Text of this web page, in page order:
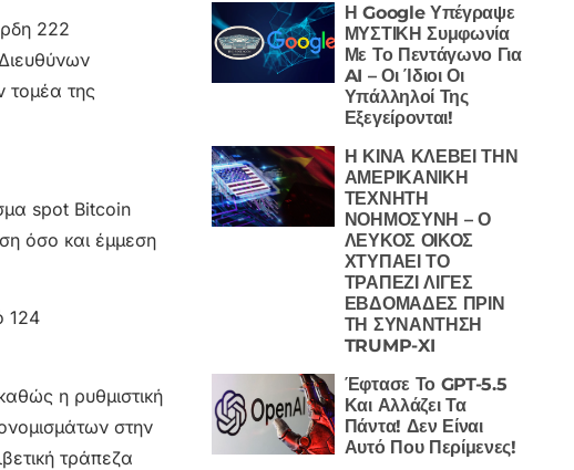
222
τομέα της
spot Bitcoin
όσο και έμμεση
124
η ρυθμιστική
στην
τράπεζα
Η Google Υπέγραψε
ΜΥΣΤΙΚΗ Συμφωνία
Με Το Πεντάγωνο Για
AI – Οι Ίδιοι Οι
Υπάλληλοί Της
Εξεγείρονται!
Η ΚΙΝΑ ΚΛΕΒΕΙ ΤΗΝ
ΑΜΕΡΙΚΑΝΙΚΗ
ΤΕΧΝΗΤΗ
ΝΟΗΜΟΣΥΝΗ – Ο
ΛΕΥΚΟΣ ΟΙΚΟΣ
ΧΤΥΠΑΕΙ ΤΟ
ΤΡΑΠΕΖΙ ΛΙΓΕΣ
ΕΒΔΟΜΑΔΕΣ ΠΡΙΝ
ΤΗ ΣΥΝΑΝΤΗΣΗ
TRUMP-XI
Έφτασε Το GPT-5.5
Και Αλλάζει Τα
Πάντα! Δεν Είναι
Αυτό Που Περίμενες!